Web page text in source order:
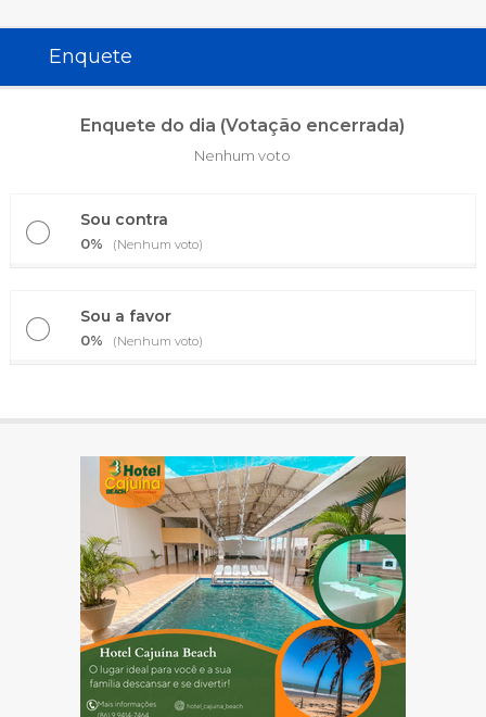
Enquete
Enquete do dia (Votação encerrada)
Nenhum voto
Sou contra
0% (Nenhum voto)
Sou a favor
0% (Nenhum voto)